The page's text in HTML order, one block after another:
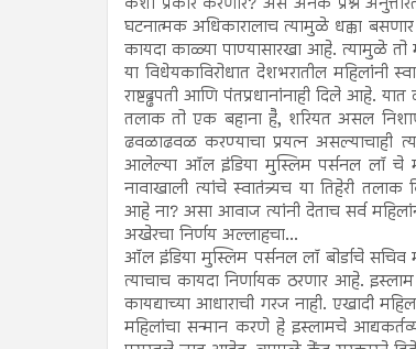
घटनात्मक अधिकारालाच त्यामुळे धक्का
कायदा काळ्या पाण्यासारखा आहे. त्यामुळे
या विधेयकाविरोधात देशभरातील महिलांनी
राष्टढ्ढपती आणि पंतप्रधानांनाही दिले आहे.
तलाक तो एक बहाना है, शरियत असल
ढवळाढवळ करण्याचा प्रयत्न असल्याचाही
आलेल्या ऑल इंडिया मुस्लिम पर्सनल लॉ चे
नावाखाली त्यांचे स्वातंत्र्यच या तिहेरी
आहे ना? असा आवाज त्यांनी देताच सर्व
अखेरचा निर्णय अल्लाहचा...
ऑल इंडिया मुस्लिम पर्सनल लॉ बोर्डाचे
त्याचाच कायदा निर्णायक ठरणार आहे.
कायद्याच्या आधाराची गरज नाही. एखादी
महिलांचा सन्मान करणे हे इस्लामचे